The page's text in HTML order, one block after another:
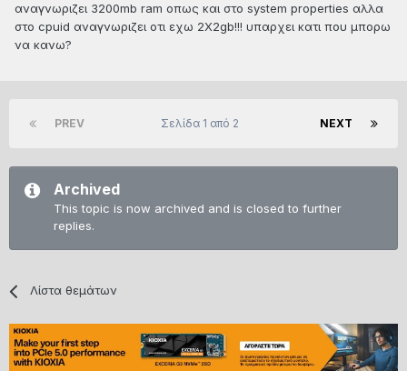
αναγνωριζει 3200mb ram οπως και στο system properties αλλα
στο cpuid αναγνωριζει οτι εχω 2Χ2gb!!! υπαρχει κατι που μπορω
να κανω?
PREV NEXT
Σελίδα 1 από 2
Archived
This topic is now archived and is closed to further
replies.
Λίστα θεμάτων